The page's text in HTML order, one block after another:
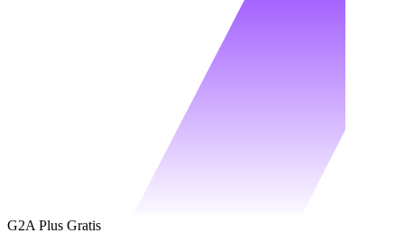
G2A Plus Gratis